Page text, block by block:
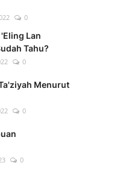
0
Lan
Tahu?
0
Menurut
0
0